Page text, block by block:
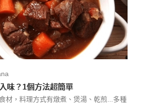
味？1個方法超簡單
材，料理方式有燉煮、煲湯、乾煎...多種